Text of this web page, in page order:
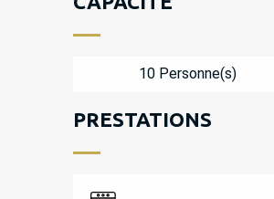
10 Personne(s)
PRESTATIONS